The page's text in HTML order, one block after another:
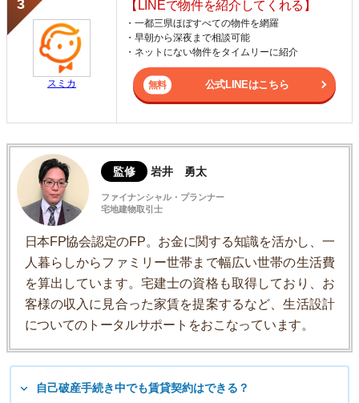
スミカ
【LINEで物件を紹介してくれる】
・一都三県ほぼすべての物件を網羅
・早朝から深夜まで相談可能
・ネットにない物件をタイムリーに紹介
公式LINEはこちら
監修 岩井 勇太
ファイナンシャル・プランナー
宅地建物取引士
日本FP協会認定のFP。お金に関する知識を活かし、一
人暮らしからファミリー世帯まで幅広い世帯の生活費
を算出しています。宅建士の資格も取得しており、お
客様の収入に見合った家賃を提案するなど、生活設計
についてのトータルサポートをおこなっています。
自己破産手続き中でも賃貸契約はできる？